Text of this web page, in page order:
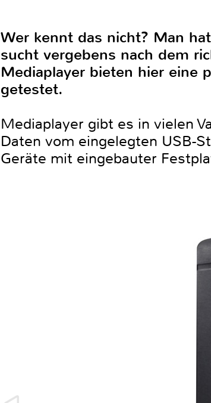
Wer kennt das nicht? Man
sucht vergebens nach dem
Mediaplayer bieten hier eine
getestet.
Mediaplayer gibt es in vielen
Daten vom eingelegten USB-
Geräte mit eingebauter